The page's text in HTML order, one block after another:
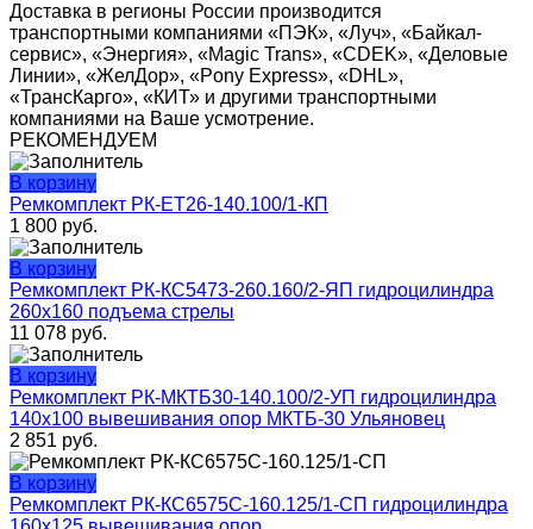
Доставка в регионы России производится
транспортными компаниями «ПЭК», «Луч», «Байкал-
сервис», «Энергия», «Magic Trans», «CDEK», «Деловые
Линии», «ЖелДор», «Pony Express», «DHL»,
«ТрансКарго», «КИТ» и другими транспортными
компаниями на Ваше усмотрение.
РЕКОМЕНДУЕМ
В корзину
Ремкомплект РК-ЕТ26-140.100/1-КП
1 800 руб.
В корзину
Ремкомплект РК-КС5473-260.160/2-ЯП гидроцилиндра
260х160 подъема стрелы
11 078 руб.
В корзину
Ремкомплект РК-МКТБ30-140.100/2-УП гидроцилиндра
140х100 вывешивания опор МКТБ-30 Ульяновец
2 851 руб.
В корзину
Ремкомплект РК-КС6575С-160.125/1-СП гидроцилиндра